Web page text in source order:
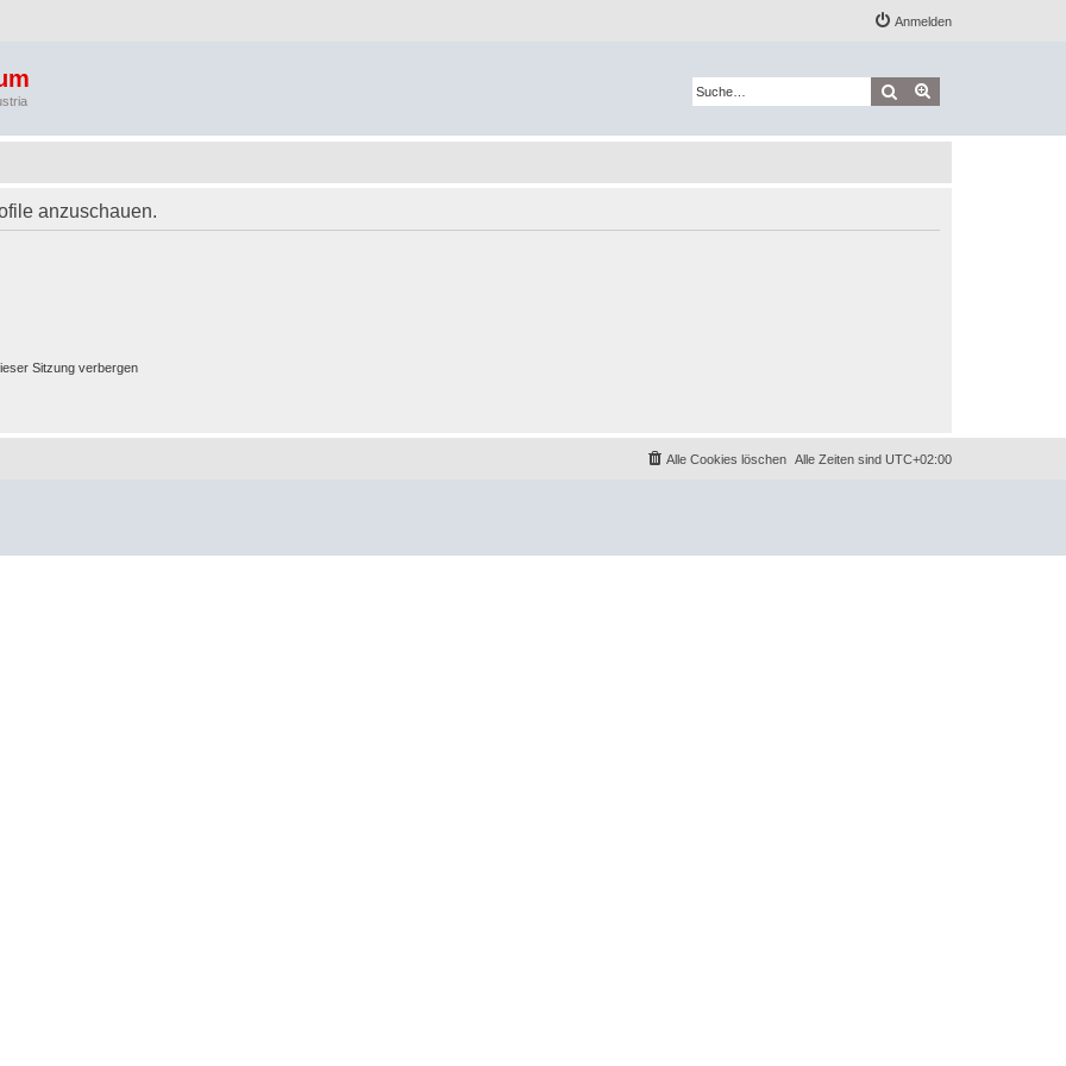
Anmelden
Suche
anzuschauen.
Sitzung verbergen
Alle Zeiten sind UTC+02:00
Alle Cookies löschen